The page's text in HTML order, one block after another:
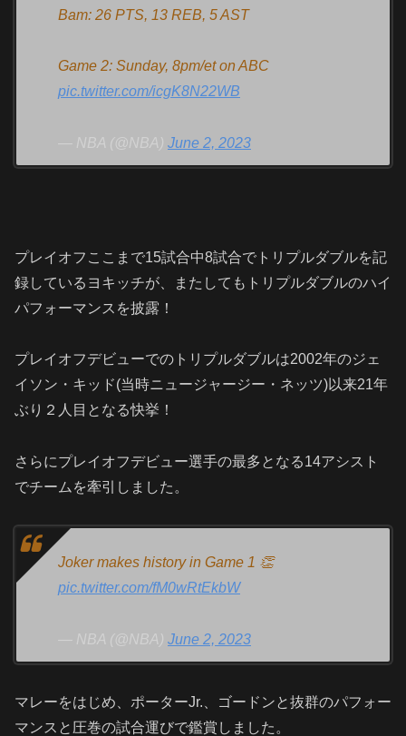
Bam: 26 PTS, 13 REB, 5 AST
Game 2: Sunday, 8pm/et on ABC
pic.twitter.com/icgK8N22WB
— NBA (@NBA) June 2, 2023
プレイオフここまで15試合中8試合でトリプルダブルを記
録しているヨキッチが、またしてもトリプルダブルのハイ
パフォーマンスを披露！
プレイオフデビューでのトリプルダブルは2002年のジェ
イソン・キッド(当時ニュージャージー・ネッツ)以来21年
ぶり２人目となる快挙！
さらにプレイオフデビュー選手の最多となる14アシスト
でチームを牽引しました。
Joker makes history in Game 1 👏
pic.twitter.com/fM0wRtEkbW
— NBA (@NBA) June 2, 2023
マレーをはじめ、ポーターJr.、ゴードンと抜群のパフォー
マンスと圧巻の試合運びで鑑賞しました。